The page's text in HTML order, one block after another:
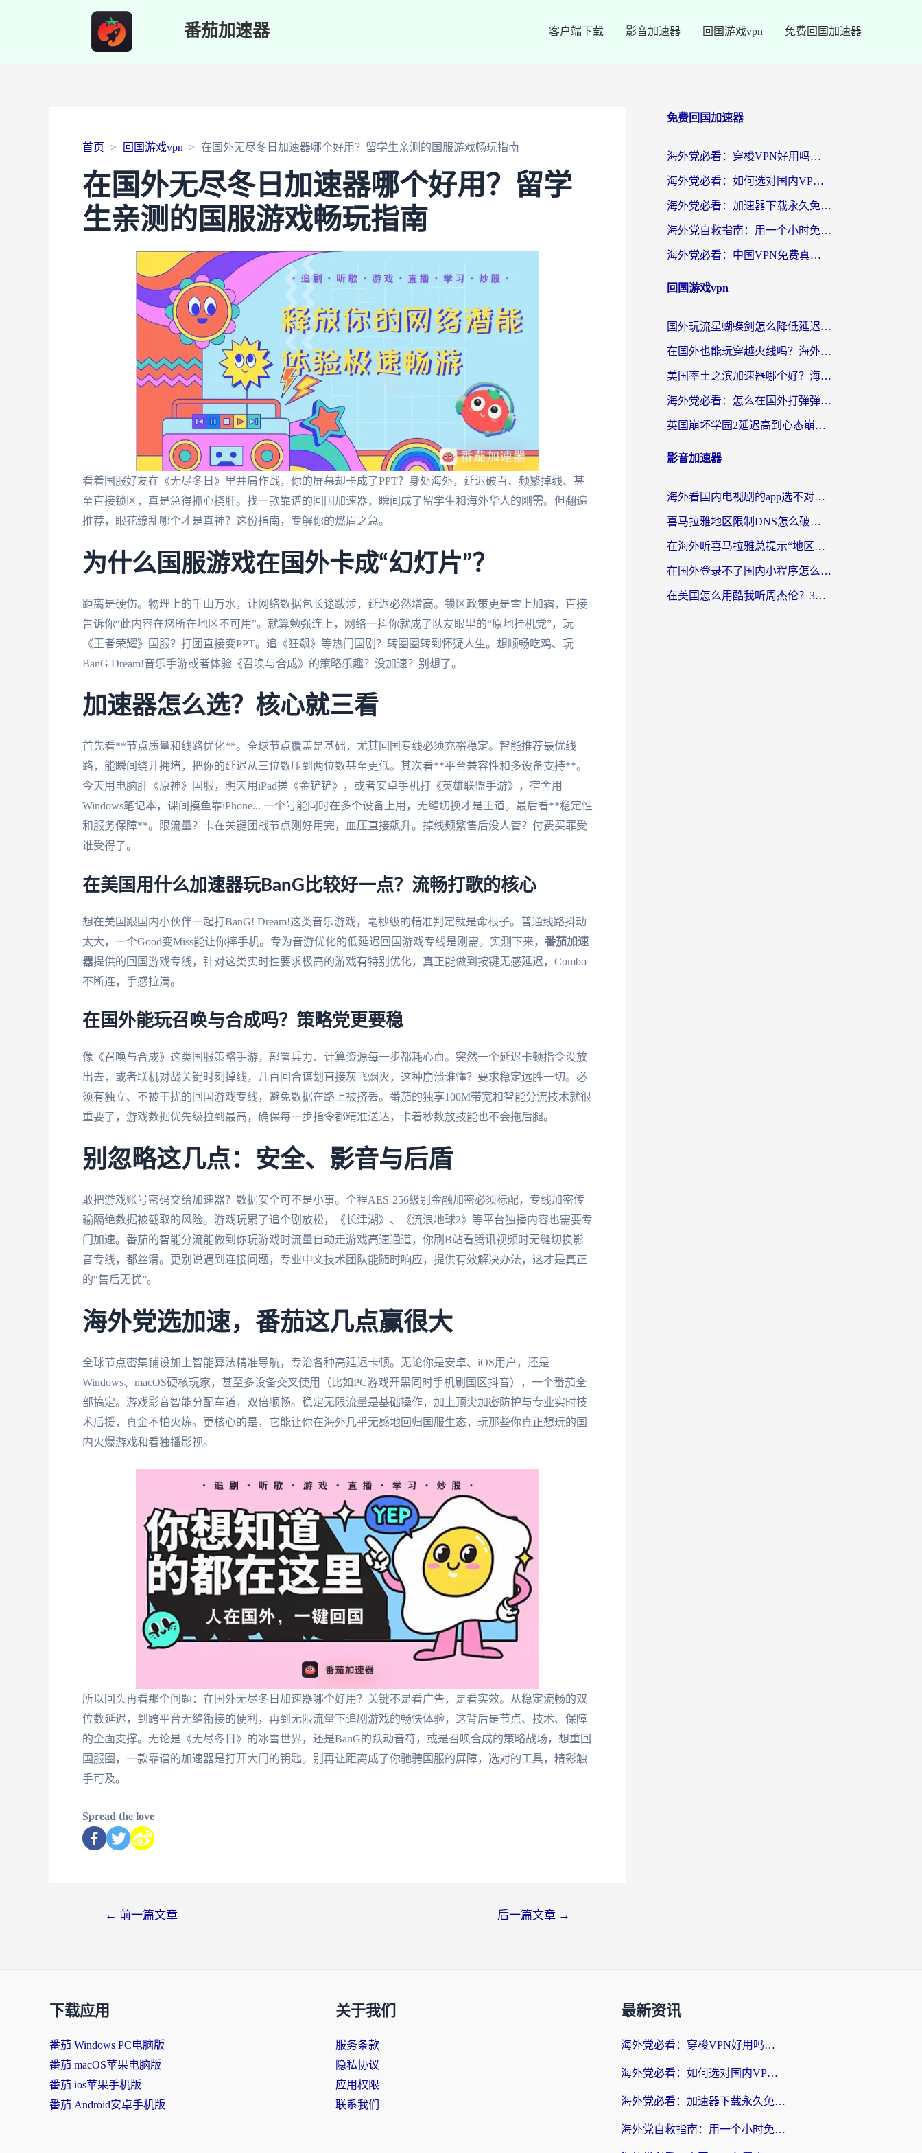
番茄加速器 客户端下载 影音加速器 回国游戏vpn 免费回国加速器
首页 回国游戏vpn 在国外无尽冬日加速器哪个好用？留学生亲测的国服游戏畅玩指南
在国外无尽冬日加速器哪个好用？留学
生亲测的国服游戏畅玩指南
看着国服好友在《无尽冬日》里并肩作战，你的屏幕却卡成了PPT？身处海外，延迟破百、频繁掉线、甚
至直接锁区，真是急得抓心挠肝。找一款靠谱的回国加速器，瞬间成了留学生和海外华人的刚需。但翻遍
推荐，眼花缭乱哪个才是真神？这份指南，专解你的燃眉之急。
为什么国服游戏在国外卡成“幻灯片”？
距离是硬伤。物理上的千山万水，让网络数据包长途跋涉，延迟必然增高。锁区政策更是雪上加霜，直接
告诉你“此内容在您所在地区不可用”。就算勉强连上，网络一抖你就成了队友眼里的“原地挂机党”，玩
《王者荣耀》国服？打团直接变PPT。追《狂飙》等热门国剧？转圈圈转到怀疑人生。想顺畅吃鸡、玩
BanG Dream!音乐手游或者体验《召唤与合成》的策略乐趣？没加速？别想了。
加速器怎么选？核心就三看
首先看**节点质量和线路优化**。全球节点覆盖是基础，尤其回国专线必须充裕稳定。智能推荐最优线
路，能瞬间绕开拥堵，把你的延迟从三位数压到两位数甚至更低。其次看**平台兼容性和多设备支持**。
今天用电脑肝《原神》国服，明天用iPad搓《金铲铲》，或者安卓手机打《英雄联盟手游》，宿舍用
Windows笔记本，课间摸鱼靠iPhone... 一个号能同时在多个设备上用，无缝切换才是王道。最后看**稳定性
和服务保障**。限流量？卡在关键团战节点刚好用完，血压直接飙升。掉线频繁售后没人管？付费买罪受
谁受得了。
在美国用什么加速器玩BanG比较好一点？流畅打歌的核心
想在美国跟国内小伙伴一起打BanG! Dream!这类音乐游戏，毫秒级的精准判定就是命根子。普通线路抖动
太大，一个Good变Miss能让你摔手机。专为音游优化的低延迟回国游戏专线是刚需。实测下来， 番茄加速
器提供的回国游戏专线，针对这类实时性要求极高的游戏有特别优化，真正能做到按键无感延迟，Combo
不断连，手感拉满。
在国外能玩召唤与合成吗？策略党更要稳
像《召唤与合成》这类国服策略手游，部署兵力、计算资源每一步都耗心血。突然一个延迟卡顿指令没放
出去，或者联机对战关键时刻掉线，几百回合谋划直接灰飞烟灭，这种崩溃谁懂？要求稳定远胜一切。必
须有独立、不被干扰的回国游戏专线，避免数据在路上被挤丢。番茄的独享100M带宽和智能分流技术就很
重要了，游戏数据优先级拉到最高，确保每一步指令都精准送达，卡着秒数放技能也不会拖后腿。
别忽略这几点：安全、影音与后盾
敢把游戏账号密码交给加速器？数据安全可不是小事。全程AES-256级别金融加密必须标配，专线加密传
输隔绝数据被截取的风险。游戏玩累了追个剧放松，《长津湖》、《流浪地球2》等平台独播内容也需要专
门加速。番茄的智能分流能做到你玩游戏时流量自动走游戏高速通道，你刷B站看腾讯视频时无缝切换影
音专线，都丝滑。更别说遇到连接问题，专业中文技术团队能随时响应，提供有效解决办法，这才是真正
的“售后无忧”。
海外党选加速，番茄这几点赢很大
全球节点密集铺设加上智能算法精准导航，专治各种高延迟卡顿。无论你是安卓、iOS用户，还是
Windows、macOS硬核玩家，甚至多设备交叉使用（比如PC游戏开黑同时手机刷国区抖音），一个番茄全
部搞定。游戏影音智能分配车道，双倍顺畅。稳定无限流量是基础操作，加上顶尖加密防护与专业实时技
术后援，真金不怕火炼。更核心的是，它能让你在海外几乎无感地回归国服生态，玩那些你真正想玩的国
内火爆游戏和看独播影视。
所以回头再看那个问题：在国外无尽冬日加速器哪个好用？关键不是看广告，是看实效。从稳定流畅的双
位数延迟，到跨平台无缝衔接的便利，再到无限流量下追剧游戏的畅快体验，这背后是节点、技术、保障
的全面支撑。无论是《无尽冬日》的冰雪世界，还是BanG的跃动音符，或是召唤合成的策略战场，想重回
国服圈，一款靠谱的加速器是打开大门的钥匙。别再让距离成了你驰骋国服的屏障，选对的工具，精彩触
手可及。
Spread the love
← 前一篇文章 后一篇文章 →
免费回国加速器
海外党必看：穿梭VPN好用吗？和云帆VPN对比哪个回国效果更好？附真实测评+避坑指南
海外党必看：如何选对国内VPN，实现无缝访问国内资源？
海外党必看：加速器下载永久免费版真的存在吗？教你无缝访问国内资源的正确姿势
海外党自救指南：用一个小时免费加速器，轻松打破国内资源访问壁垒？
海外党必看：中国VPN免费真的靠谱吗？手把手教你选对回国加速器
回国游戏vpn
国外玩流星蝴蝶剑怎么降低延迟？海外党必看的加速秘籍（含欧洲鸣潮&彩虹岛优化攻略）
在国外也能玩穿越火线吗？海外玩家国服游戏畅玩终极指南
美国率土之滨加速器哪个好？海外党国服游戏畅玩终极指南（附多游戏解决方案）
海外党必看：怎么在国外打弹弹堂不卡？番茄加速器亲测指南
英国崩坏学园2延迟高到心态崩？海外党国服游戏加速终极指南
影音加速器
海外看国内电视剧的app选不对？这份回国加速器避坑指南帮你流畅追剧
喜马拉雅地区限制DNS怎么破？海外党听国内音乐听书的终极解决方案
在海外听喜马拉雅总提示“地区限制”？3步轻松解除+听国内音乐全攻略
在国外登录不了国内小程序怎么办？选对回国加速器，轻松解锁国内资源
在美国怎么用酷我听周杰伦？3步搞定海外听歌难题
下载应用
番茄 Windows PC电脑版
番茄 macOS苹果电脑版
番茄 ios苹果手机版
番茄 Android安卓手机版
关于我们
服务条款
隐私协议
应用权限
联系我们
最新资讯
海外党必看：穿梭VPN好用吗？和云帆VPN对比哪个回国效果更好？附真实测评+避坑指南
海外党必看：如何选对国内VPN，实现无缝访问国内资源？
海外党必看：加速器下载永久免费版真的存在吗？教你无缝访问国内资源的正确姿势
海外党自救指南：用一个小时免费加速器，轻松打破国内资源访问壁垒？